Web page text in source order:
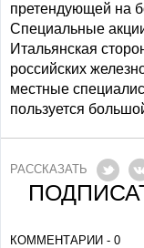
претендующей на
Специальные
Итальянская
российских
местные
пользуется
РАССКАЗАТЬ
КОММЕНТАРИИ - 0